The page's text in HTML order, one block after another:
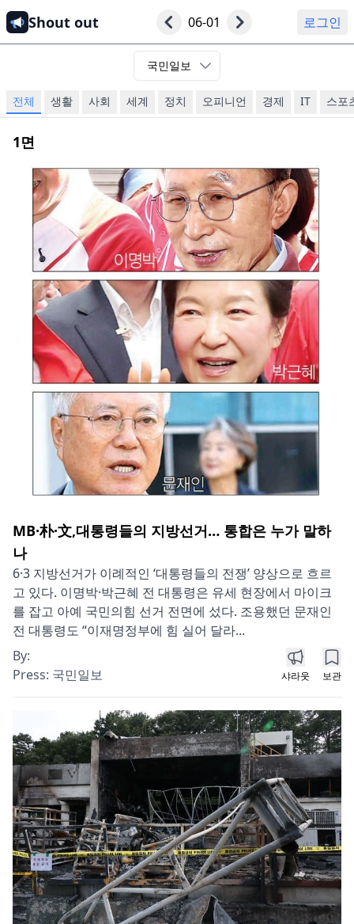
Shout out 06-01 로그인
국민일보
전체 생활 사회 세계 정치 오피니언 경제 IT 스포
1면
MB·朴·文,대통령들의 지방선거… 통합은 누가 말하
나
6·3 지방선거가 이례적인 ‘대통령들의 전쟁’ 양상으로 흐르
고 있다. 이명박·박근혜 전 대통령은 유세 현장에서 마이크
를 잡고 아예 국민의힘 선거 전면에 섰다. 조용했던 문재인
전 대통령도 “이재명정부에 힘 실어 달라...
By:
Press: 국민일보 샤라웃 보관